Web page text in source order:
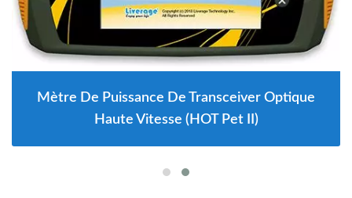
Mètre De Puissance De Transceiver Optique
Haute Vitesse (HOT Pet II)